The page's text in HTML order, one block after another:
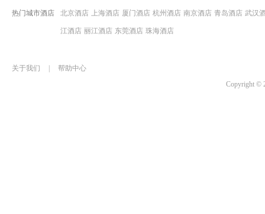
热门城市酒店 北京酒店 上海酒店 厦门酒店 杭州酒店 南京酒店 青岛酒店 武汉
江酒店 丽江酒店 东莞酒店 珠海酒店
关于我们
帮助中心
Copyright ©